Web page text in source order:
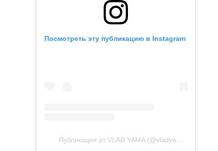
Посмотреть эту публикацию в Instagram
Публикация от VLAD YAMA (@vladyama_official)